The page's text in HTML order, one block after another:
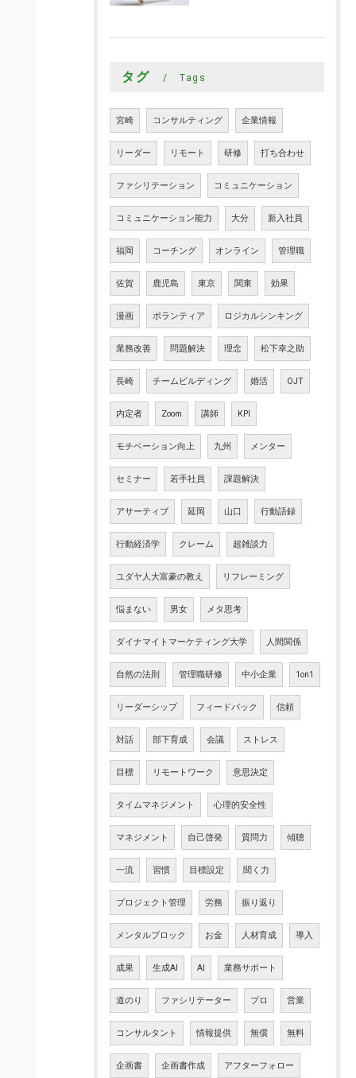
タグ Tags
宮崎 コンサルティング 企業情報
リーダー リモート 研修 打ち合わせ
ファシリテーション コミュニケーション
コミュニケーション能力 大分 新入社員
福岡 コーチング オンライン 管理職
佐賀 鹿児島 東京 関東 効果
漫画 ボランティア ロジカルシンキング
業務改善 問題解決 理念 松下幸之助
長崎 チームビルディング 婚活 OJT
内定者 Zoom 講師 KPI
モチベーション向上 九州 メンター
セミナー 若手社員 課題解決
アサーティブ 延岡 山口 行動語録
行動経済学 クレーム 超雑談力
ユダヤ人大富豪の教え リフレーミング
悩まない 男女 メタ思考
ダイナマイトマーケティング大学 人間関係
自然の法則 管理職研修 中小企業 1on1
リーダーシップ フィードバック 信頼
対話 部下育成 会議 ストレス
目標 リモートワーク 意思決定
タイムマネジメント 心理的安全性
マネジメント 自己啓発 質問力 傾聴
一流 習慣 目標設定 聞く力
プロジェクト管理 労務 振り返り
メンタルブロック お金 人材育成 導入
成果 生成AI AI 業務サポート
道のり ファシリテーター プロ 営業
コンサルタント 情報提供 無償 無料
企画書 企画書作成 アフターフォロー